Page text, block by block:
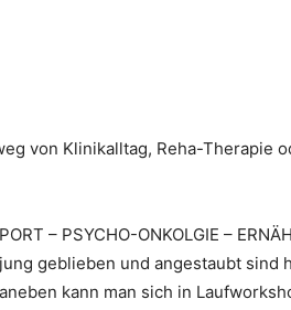
von Klinikalltag, Reha-Therapie
– PSYCHO-ONKOLGIE –
geblieben und angestaubt sind
kann man sich in